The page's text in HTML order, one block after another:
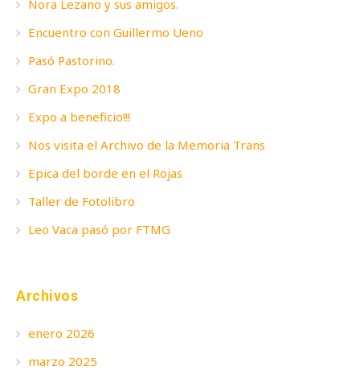
Nora Lezano y sus amigos.
Encuentro con Guillermo Ueno
Pasó Pastorino.
Gran Expo 2018
Expo a beneficio!!!
Nos visita el Archivo de la Memoria Trans
Epica del borde en el Rojas
Taller de Fotolibro
Leo Vaca pasó por FTMG
Archivos
enero 2026
marzo 2025